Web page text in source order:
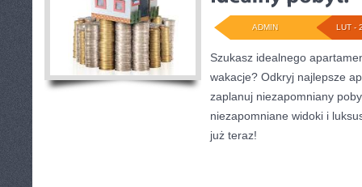
LUT -
ADMIN
Szukasz idealnego
wakacje? Odkryj najlepsze
zaplanuj niezapomniany
niezapomniane widoki i
już teraz!